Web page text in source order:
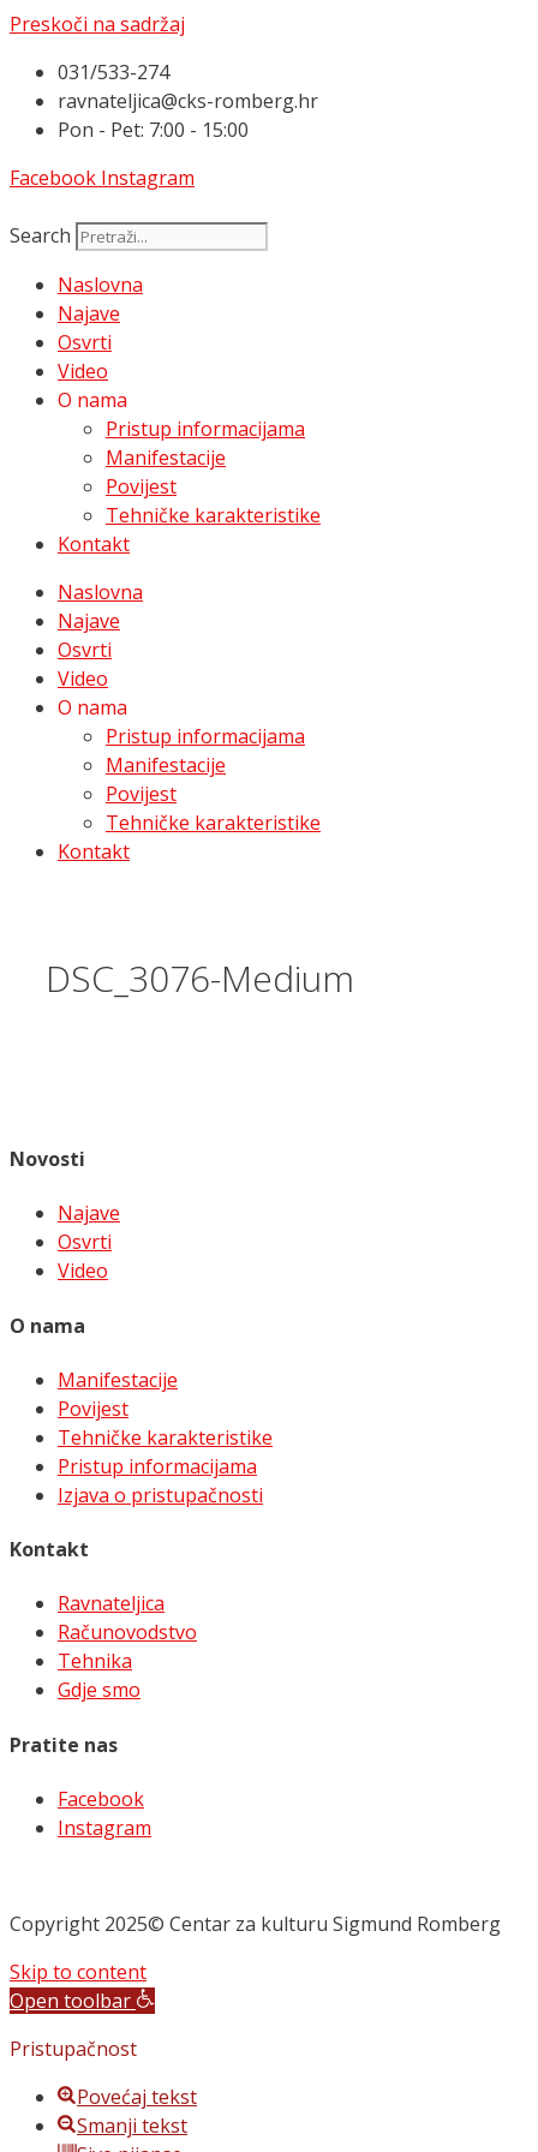
Preskoči na sadržaj
031/533-274
ravnateljica@cks-romberg.hr
Pon - Pet: 7:00 - 15:00
Facebook Instagram
Search
Naslovna
Najave
Osvrti
Video
O nama
Pristup informacijama
Manifestacije
Povijest
Tehničke karakteristike
Kontakt
Naslovna
Najave
Osvrti
Video
O nama
Pristup informacijama
Manifestacije
Povijest
Tehničke karakteristike
Kontakt
DSC_3076-Medium
Novosti
Najave
Osvrti
Video
O nama
Manifestacije
Povijest
Tehničke karakteristike
Pristup informacijama
Izjava o pristupačnosti
Kontakt
Ravnateljica
Računovodstvo
Tehnika
Gdje smo
Pratite nas
Facebook
Instagram
Copyright 2025© Centar za kulturu Sigmund Romberg
Skip to content
Open toolbar
Pristupačnost
Povećaj tekst
Smanji tekst